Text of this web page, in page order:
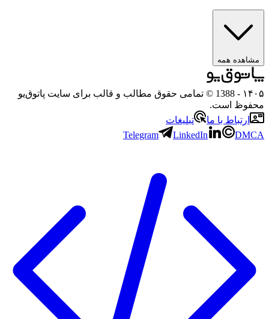
مشاهده همه
۱۴۰۵
- 1388 © تمامی حقوق مطالب و قالب برای سایت پاتوق‌یو
محفوظ است.
ارتباط با ما
تبلیغات
Telegram
LinkedIn DMCA